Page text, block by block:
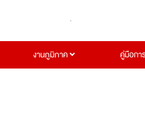
งานภูมิภาค คู่มือกา